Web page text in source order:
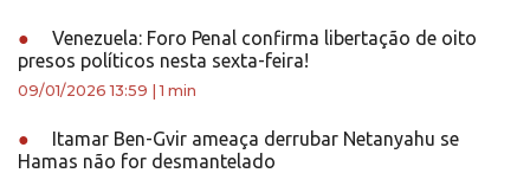
●
Venezuela: Foro Penal confirma libertação de oito
presos políticos nesta sexta-feira!
09/01/2026 13:59 |1 min
●
Itamar Ben-Gvir ameaça derrubar Netanyahu se
Hamas não for desmantelado